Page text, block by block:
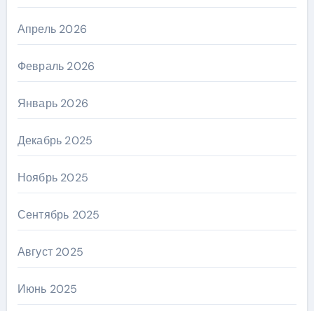
Апрель 2026
Февраль 2026
Январь 2026
Декабрь 2025
Ноябрь 2025
Сентябрь 2025
Август 2025
Июнь 2025